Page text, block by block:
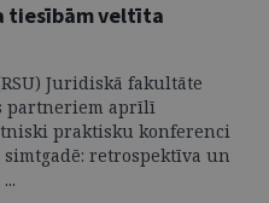
tiesībām veltīta
Juridiskā fakultāte
partneriem aprīlī
praktisku konferenci
retrospektīva un